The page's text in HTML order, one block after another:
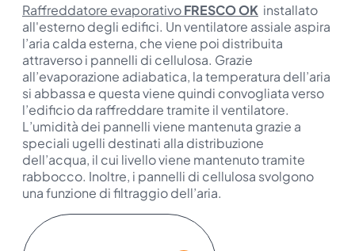
Raffreddatore evaporativoFRESCO OK installato
all'esterno degli edifici. Un ventilatore assiale aspira
l’aria calda esterna, che viene poi distribuita
attraverso i pannelli di cellulosa. Grazie
all’evaporazione adiabatica, la temperatura dell’aria
si abbassa e questa viene quindi convogliata verso
l’edificio da raffreddare tramite il ventilatore.
L’umidità dei pannelli viene mantenuta grazie a
speciali ugelli destinati alla distribuzione
dell’acqua, il cui livello viene mantenuto tramite
rabbocco. Inoltre, i pannelli di cellulosa svolgono
una funzione di filtraggio dell’aria.